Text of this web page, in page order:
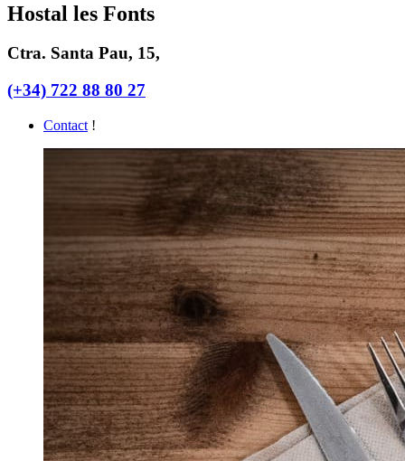
Hostal les Fonts
Ctra. Santa Pau, 15,
(+34) 722 88 80 27
Contact !